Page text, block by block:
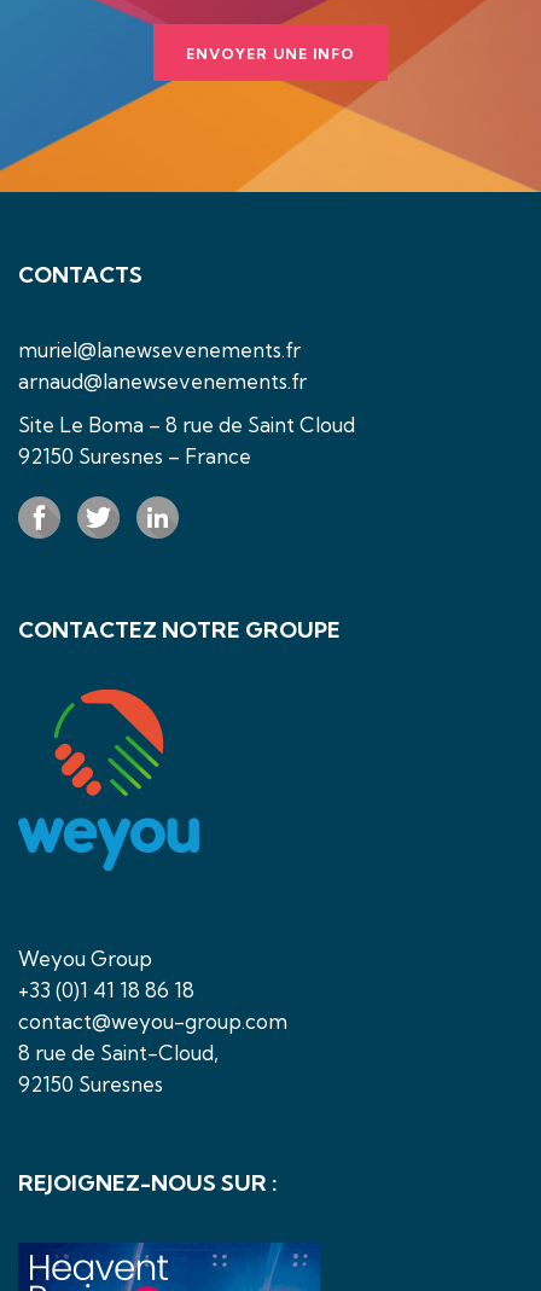
ENVOYER UNE INFO
CONTACTS
muriel@lanewsevenements.fr
arnaud@lanewsevenements.fr
Site Le Boma – 8 rue de Saint Cloud
92150 Suresnes – France
CONTACTEZ NOTRE GROUPE
Weyou Group
+33 (0)1 41 18 86 18
contact@weyou-group.com
8 rue de Saint-Cloud,
92150 Suresnes
REJOIGNEZ-NOUS SUR :